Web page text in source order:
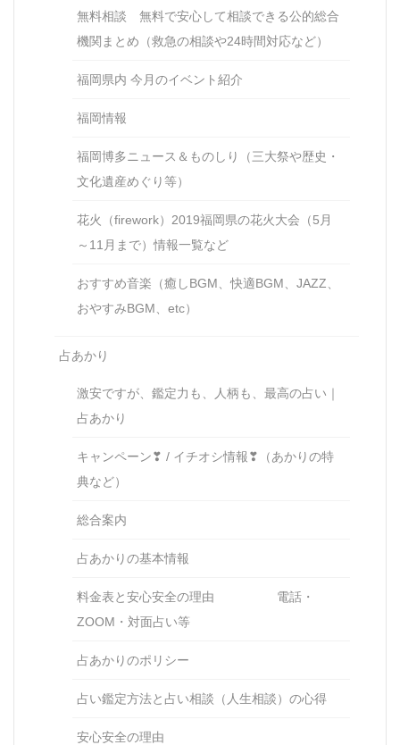
無料相談 無料で安心して相談できる公的総合
機関まとめ（救急の相談や24時間対応など）
福岡県内 今月のイベント紹介
福岡情報
福岡博多ニュース＆ものしり（三大祭や歴史・
文化遺産めぐり等）
花火（firework）2019福岡県の花火大会（5月
～11月まで）情報一覧など
おすすめ音楽（癒しBGM、快適BGM、JAZZ、
おやすみBGM、etc）
占あかり
激安ですが、鑑定力も、人柄も、最高の占い｜
占あかり
キャンペーン❣ / イチオシ情報❣（あかりの特
典など）
総合案内
占あかりの基本情報
料金表と安心安全の理由 電話・
ZOOM・対面占い等
占あかりのポリシー
占い鑑定方法と占い相談（人生相談）の心得
安心安全の理由